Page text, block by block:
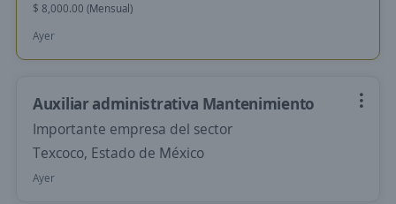
$ 8,000.00 (Mensual)
Ayer
Auxiliar administrativa Mantenimiento
Importante empresa del sector
Texcoco, Estado de México
Ayer